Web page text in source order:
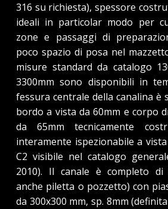
316 su richiesta), spessore
ideali in particolar modo per
zone e passaggi di
poco spazio di posa nel
misure standard da catalogo
3300mm sono disponibili in
fessura centrale della canalina è
bordo a vista da 60mm e corpo
da 65mm tecnicamente
interamente ispezionabile a
C2 visibile nel catalogo
2010). Il canale è completo di
anche piletta o pozzetto) con
da 300x300 mm, sp. 8mm